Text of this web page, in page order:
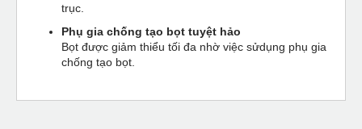
trục.
Phụ gia chống tạo bọt tuyệt hảo
Bọt được giảm thiểu tối đa nhờ việc sửdụng phụ gia
chống tạo bọt.